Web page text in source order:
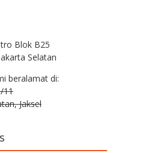
Blok B25
Selatan
beralamat di:
11
Jaksel